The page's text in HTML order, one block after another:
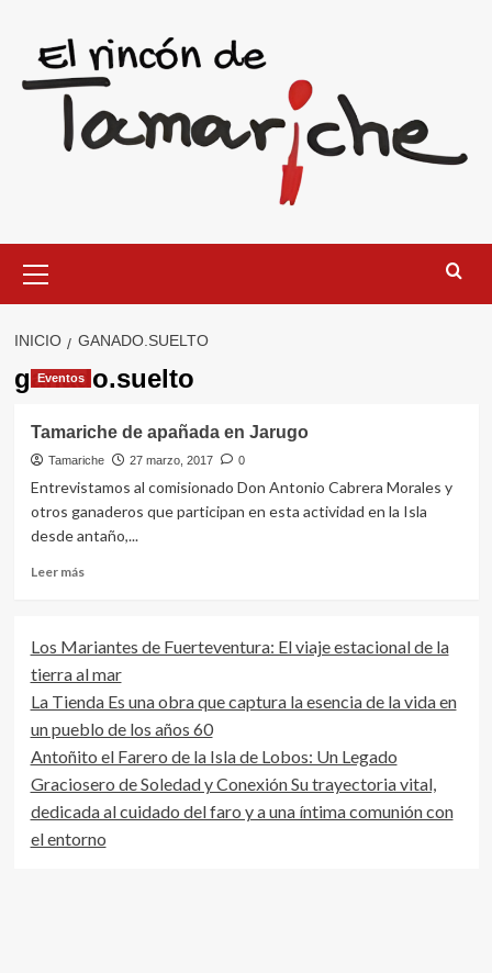
contenido
primario
INICIO GANADO.SUELTO
ganado.suelto
Eventos
Tamariche de apañada en Jarugo
Tamariche 27 marzo, 2017 0
Entrevistamos al comisionado Don Antonio Cabrera Morales y
otros ganaderos que participan en esta actividad en la Isla
desde antaño,...
Leer másLeer
de
apañada
en
Jarugo
Los Mariantes de Fuerteventura: El viaje estacional de la
tierra al mar
La Tienda Es una obra que captura la esencia de la vida en
un pueblo de los años 60
Antoñito el Farero de la Isla de Lobos: Un Legado
Graciosero de Soledad y Conexión Su trayectoria vital,
dedicada al cuidado del faro y a una íntima comunión con
el entorno